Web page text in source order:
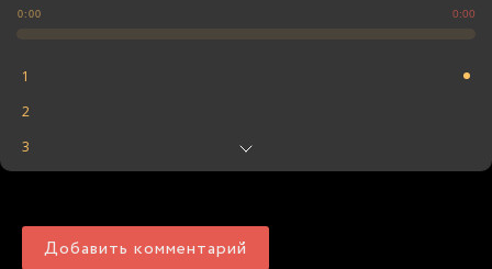
0:00 0:00
1
2
3
Добавить комментарий